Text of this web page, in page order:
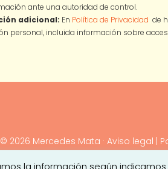
ante una autoridad de control.
adicional: En Política de Privacidad de
personal, incluida información sobre
2026 Mercedes Mata · Aviso legal |
la información según